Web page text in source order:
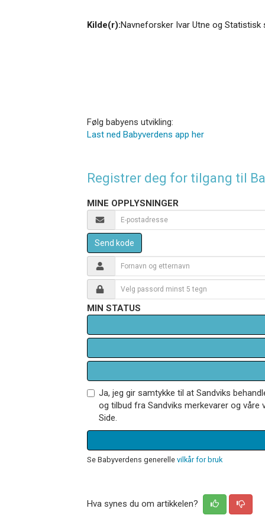
Kilde(r):Navneforsker Ivar Utne og Statistisk
Følg babyens utvikling:
Last ned Babyverdens app her
Registrer deg for tilgang til
MINE OPPLYSNINGER
Send kode
MIN STATUS
Ja, jeg gir samtykke til at Sandviks
og tilbud fra Sandviks merkevarer og
Side.
Se Babyverdens generelle vilkår for bruk
Hva synes du om artikkelen?